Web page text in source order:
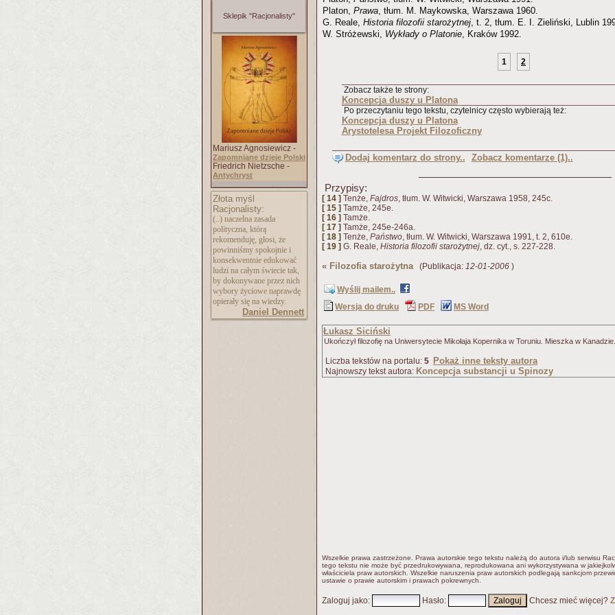
Sklepik "Racjonalisty"
Mariusz Agnosiewicz -
Zapomniane dzieje Polski
Friedrich Nietzsche -
Antychryst
Złota myśl
Racjonalisty:
(..) naczelna zasada
polityczna, którą
rekomenduję, głosi, że
powinniśmy spokojnie i
konsekwentnie edukować
ludzi na całym świecie tak,
by dokonywane przez nich
wybory życiowe naprawdę
opierały się na wiedzy.
Daniel Dennett
Platon, Prawa , tłum. M. Maykowska, Warszawa 1960.
G. Reale, Historia filozofii starożytnej , t. 2, tłum. E. I. Zieliński, Lublin
W. Stróżewski, Wykłady o Platonie , Kraków 1992.
1 2
Zobacz także te strony:
Koncepcja duszy u Platona
Po przeczytaniu tego tekstu, czytelnicy często wybierają też:
Koncepcja duszy u Platona
Arystotelesa Projekt Filozoficzny
Dodaj komentarz do strony.. Zobacz komentarze (1)..
Przypisy:
[ 14 ] Tenże, Fajdros , tłum. W. Witwicki, Warszawa 1958, 245c.
[ 15 ] Tamże, 245e.
[ 16 ] Tamże.
[ 17 ] Tamże, 245e-246a.
[ 18 ] Tenże, Państwo , tłum. W. Witwicki, Warszawa 1991, t. 2, 610e.
[ 19 ] G. Reale, Historia filozofii starożytnej , dz. cyt., s. 227-228.
« Filozofia starożytna (Publikacja: 12-01-2006 )
Wyślij mailem..
Wersja do druku
PDF MS Word
Łukasz Siciński
Ukończył filozofię na Uniwersytecie Mikołaja Kopernika w Toruniu. Mieszka w Kanadzie.
Liczba tekstów na portalu: 5 Pokaż inne teksty autora
Najnowszy tekst autora: Koncepcja substancji u Spinozy
Wszelkie prawa zastrzeżone. Prawa autorskie tego tekstu należą do autora i/lub serwisu
tego tekstu nie może być przedrukowywana, reprodukowana ani wykorzystywana w
właściciela praw autorskich. Wszelkie naruszenia praw autorskich podlegają sankcjom
ustawie o prawie autorskim i prawach pokrewnych.
Zaloguj jako: Hasło: Chcesz mieć więcej?